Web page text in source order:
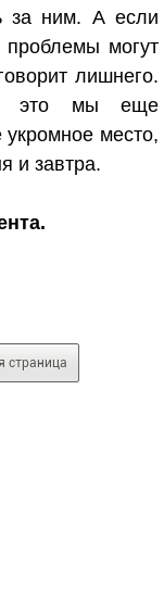
за ним. А если
могут
лишнего.
это мы еще
место,
и завтра.
страница